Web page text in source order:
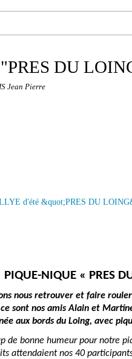
DU
Jean Pierre
NIQUE « PRES
nous retrouver et faire
sont nos amis Alain et
aux bords du Loing, avec
de bonne humeur pour notre
nos 40 participants